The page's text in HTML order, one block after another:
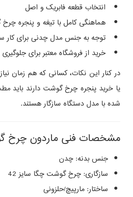
انتخاب قطعه فابریک و اصل
هماهنگی کامل با تیغه و پنجره
توجه به جنس مدل چدنی برای کار
خرید از فروشگاه معتبر برای
در کنار این نکات، کسانی که هم‌ زمان
یا خرید پنجره چرخ گوشت دارند باید
شده با مدل دستگاه سازگار هستند.
مشخصات فنی ماردون چرخ
جنس بدنه: چدن
سازگاری: چرخ گوشت چگا سایز 42
ساختار: مارپیچ/حلزونی